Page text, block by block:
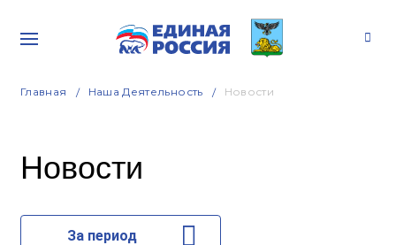
Главная Наша Деятельность Новости
Новости
За период